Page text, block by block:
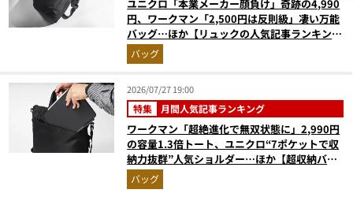
ユニクロ「本業メーカー顔負け」奇跡の4,990
円、ワークマン「2,500円は反則級」凄い万能
バッグ…ほか【リュックの人気記事ランキング
ベスト3】（2026年6月版）
バッグ
2026/07/27 19:00
特集 月間人気記事ランキング
ワークマン「超絶進化で無双状態に」2,990円
の容量1.3倍トート、ユニクロ“7ポケットで収
納力抜群”人気ショルダー…ほか【超収納バッ
グの人気記事ランキングベスト3】（2026年6
月版）
バッグ